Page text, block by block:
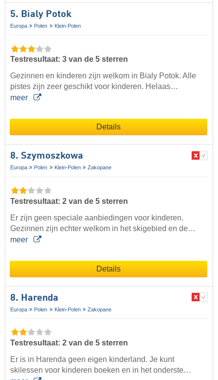
5. Bialy Potok
Europa Polen Klein-Polen
Testresultaat: 3 van de 5 sterren
Gezinnen en kinderen zijn welkom in Bialy Potok. Alle
pistes zijn zeer geschikt voor kinderen. Helaas…
meer
Details
8. Szymoszkowa
Europa Polen Klein-Polen Zakopane
Testresultaat: 2 van de 5 sterren
Er zijn geen speciale aanbiedingen voor kinderen.
Gezinnen zijn echter welkom in het skigebied en de…
meer
Details
8. Harenda
Europa Polen Klein-Polen Zakopane
Testresultaat: 2 van de 5 sterren
Er is in Harenda geen eigen kinderland. Je kunt
skilessen voor kinderen boeken en in het onderste…